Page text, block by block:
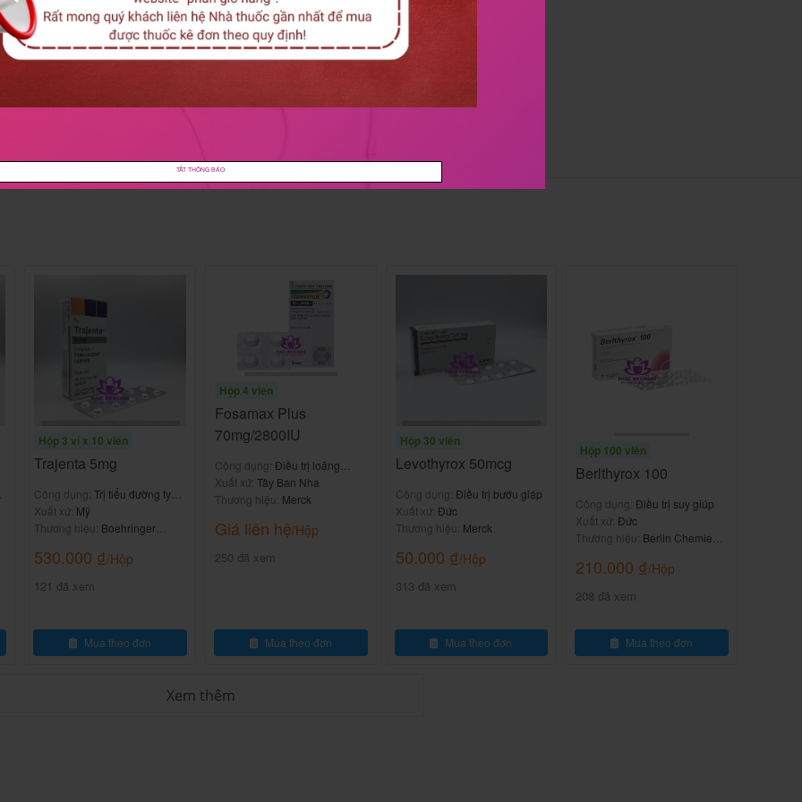
TẮT THÔNG BÁO
tượng này.
thuốc Jardiance 25mg
theo đơn, điều trị viêm...
dục khác, nhiễm khuẩn đường tiết niệu.
cho lần bình luận kế tiếp của tôi.
Hộp 3 vỉ x 10 viên
Trajenta 5mg
Công dụng: Trị tiểu đường tyup
2
Xuất xứ: Mỹ
Thương hiệu: Boehringer
530.000 ₫/Hộp
121 đã xem
Mua theo đơn
Hộp 4 viên
Fosamax Plus
70mg/2800IU
Công dụng: Điều trị loãng
xương
Xuất xứ: Tây Ban Nha
Thương hiệu: Merck
Giá liên hệ/Hộp
250 đã xem
Mua theo đơn
Hộp 30 viên
Levothyrox 50mcg
Công dụng: Điều trị bướu giáp
Xuất xứ: Đức
Thương hiệu: Merck
50.000 ₫/Hộp
313 đã xem
Mua theo đơn
Hộp 100 viên
Berlthyrox 100
Công dụng: Điều trị suy giúp
Xuất xứ: Đức
Thương hiệu: Berlin Chemie
210.000 ₫/Hộp
208 đã xem
Mua theo đơn
Xem thêm